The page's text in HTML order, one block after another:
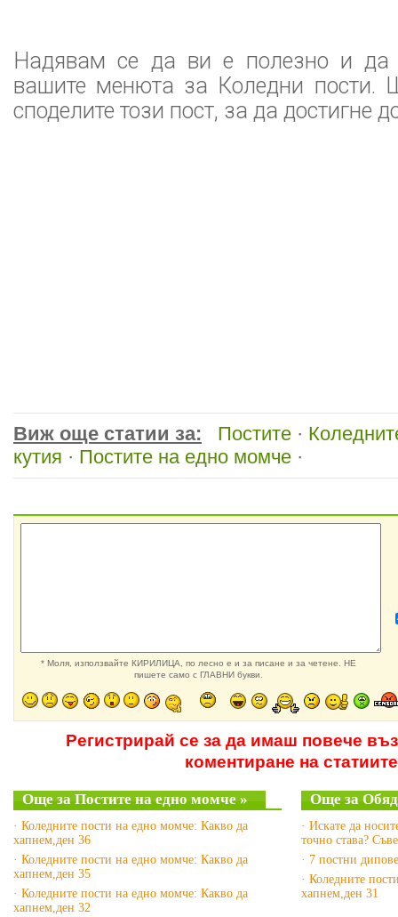
Надявам се да ви е полезно и да
вашите менюта за Коледни пости.
споделите този пост, за да достигне
Виж още статии за: Постите ·
кутия · Постите на едно момче ·
* Моля, използвайте КИРИЛИЦА, по лесно е и за писане и за четене. НЕ
пишете само с ГЛАВНИ букви.
Регистрирай се за да имаш повече
коментиране на статиите
Още за Постите на едно момче »
· Коледните пости на едно момче: Какво да
хапнем,ден 36
· Коледните пости на едно момче: Какво да
хапнем,ден 35
· Коледните пости на едно момче: Какво да
хапнем,ден 32
Още за
· Искате да
точно става?
· 7 постни
· Коледните
хапнем,ден 31